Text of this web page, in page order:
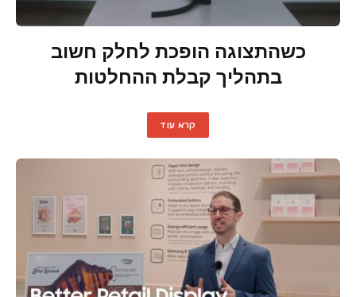
כשהתצוגה הופכת לחלק חשוב
בתהליך קבלת ההחלטות
קרא עוד